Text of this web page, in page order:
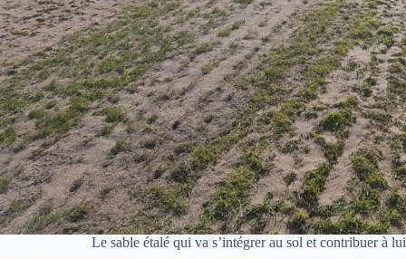
Le sable étalé qui va s’intégrer au sol et contribuer à